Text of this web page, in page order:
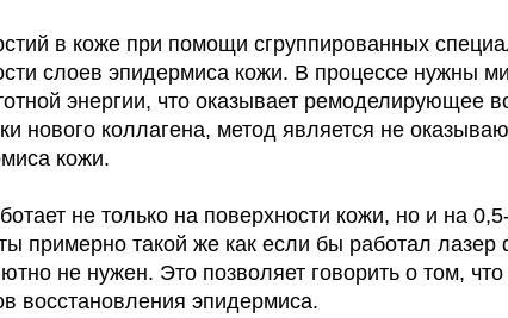
в коже при помощи сгруппированных
слоев эпидермиса кожи. В процессе нужны
энергии, что оказывает ремоделирующее
нового коллагена, метод является не
кожи.
не только на поверхности кожи, но и на
примерно такой же как если бы работал лазер
не нужен. Это позволяет говорить о том,
восстановления эпидермиса.